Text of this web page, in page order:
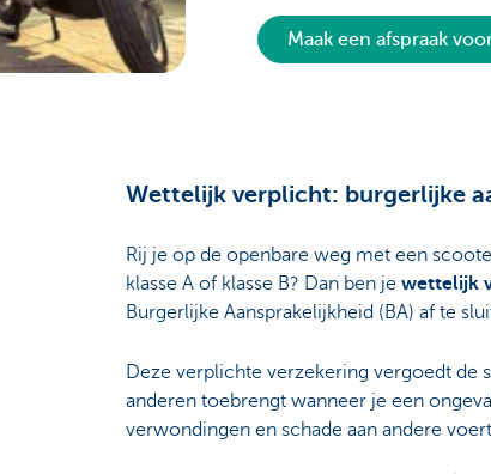
Maak een afspraak
Wettelijk verplicht: burgerlijke
Rij je op de openbare weg met een
klasse A of klasse B? Dan ben je wettelijk
Burgerlijke Aansprakelijkheid (BA) af te
Deze verplichte verzekering vergoedt de
anderen toebrengt wanneer je een
verwondingen en schade aan andere